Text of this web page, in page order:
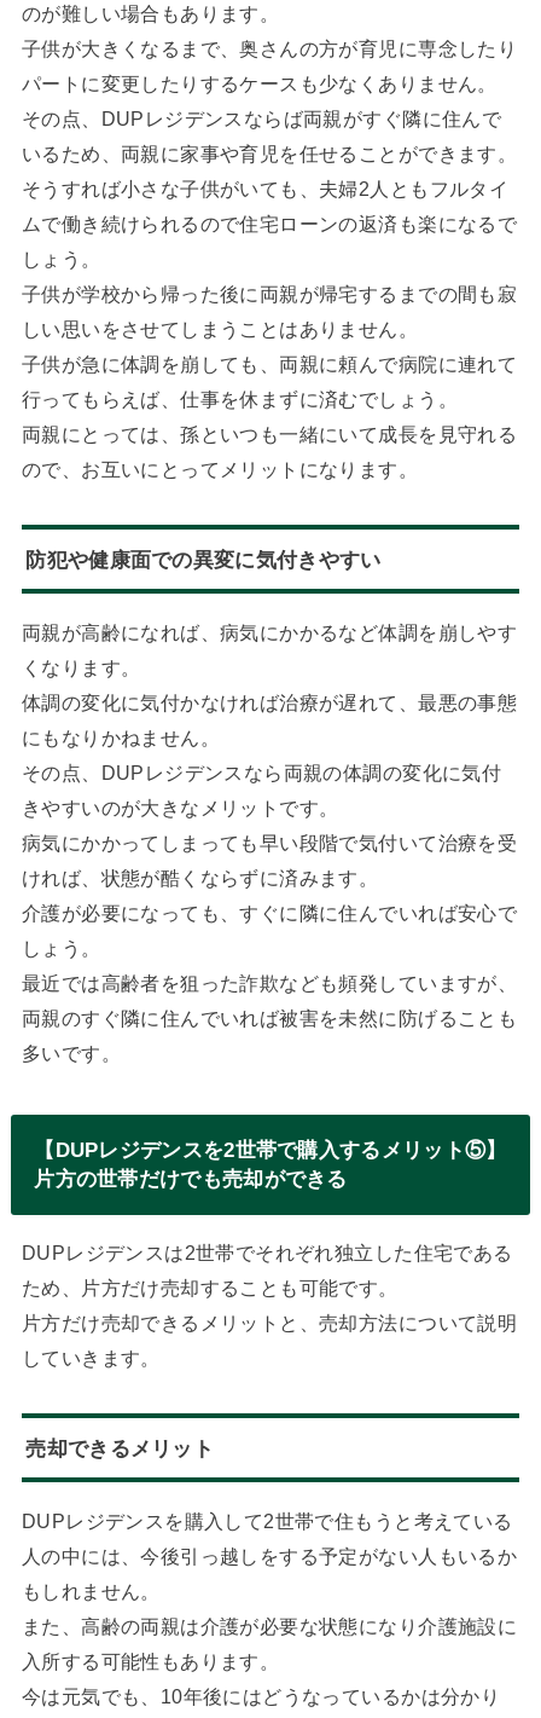
のが難しい場合もあります。
子供が大きくなるまで、奥さんの方が育児に専念したり
パートに変更したりするケースも少なくありません。
その点、DUPレジデンスならば両親がすぐ隣に住んで
いるため、両親に家事や育児を任せることができます。
そうすれば小さな子供がいても、夫婦2人ともフルタイ
ムで働き続けられるので住宅ローンの返済も楽になるで
しょう。
子供が学校から帰った後に両親が帰宅するまでの間も寂
しい思いをさせてしまうことはありません。
子供が急に体調を崩しても、両親に頼んで病院に連れて
行ってもらえば、仕事を休まずに済むでしょう。
両親にとっては、孫といつも一緒にいて成長を見守れる
ので、お互いにとってメリットになります。
防犯や健康面での異変に気付きやすい
両親が高齢になれば、病気にかかるなど体調を崩しやす
くなります。
体調の変化に気付かなければ治療が遅れて、最悪の事態
にもなりかねません。
その点、DUPレジデンスなら両親の体調の変化に気付
きやすいのが大きなメリットです。
病気にかかってしまっても早い段階で気付いて治療を受
ければ、状態が酷くならずに済みます。
介護が必要になっても、すぐに隣に住んでいれば安心で
しょう。
最近では高齢者を狙った詐欺なども頻発していますが、
両親のすぐ隣に住んでいれば被害を未然に防げることも
多いです。
【DUPレジデンスを2世帯で購入するメリット⑤】
片方の世帯だけでも売却ができる
DUPレジデンスは2世帯でそれぞれ独立した住宅である
ため、片方だけ売却することも可能です。
片方だけ売却できるメリットと、売却方法について説明
していきます。
売却できるメリット
DUPレジデンスを購入して2世帯で住もうと考えている
人の中には、今後引っ越しをする予定がない人もいるか
もしれません。
また、高齢の両親は介護が必要な状態になり介護施設に
入所する可能性もあります。
今は元気でも、10年後にはどうなっているかは分かり